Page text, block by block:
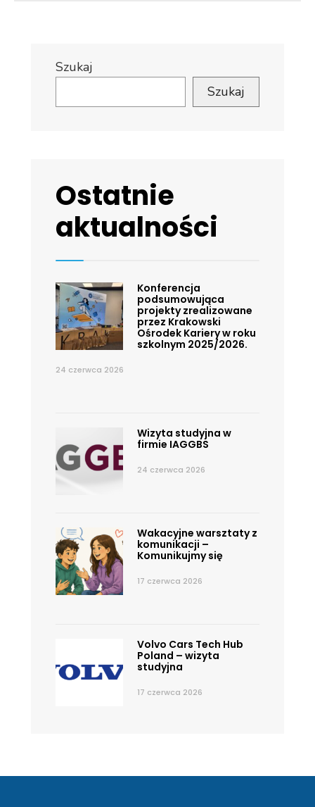
Szukaj
Szukaj
Ostatnie
aktualności
Konferencja
podsumowująca
projekty zrealizowane
przez Krakowski
Ośrodek Kariery w roku
szkolnym 2025/2026.
24 czerwca 2026
Wizyta studyjna w
firmie IAGGBS
24 czerwca 2026
Wakacyjne warsztaty z
komunikacji –
Komunikujmy się
17 czerwca 2026
Volvo Cars Tech Hub
Poland – wizyta
studyjna
17 czerwca 2026